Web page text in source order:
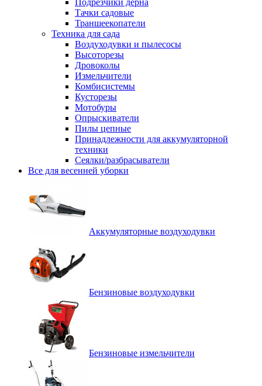
Подрезчики дерна
Тачки садовые
Траншеекопатели
Техника для сада
Воздуходувки и пылесосы
Высоторезы
Дровоколы
Измельчители
Комбисистемы
Кусторезы
Мотобуры
Опрыскиватели
Пилы цепные
Принадлежности для аккумуляторной
техники
Сеялки/разбрасыватели
Все для весенней уборки
Аккумуляторные воздуходувки
Бензиновые воздуходувки
Бензиновые измельчители